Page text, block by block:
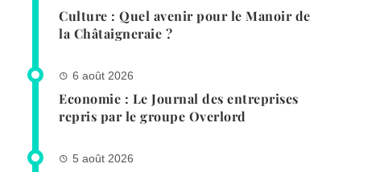
Culture : Quel avenir pour le Manoir de
la Châtaigneraie ?
6 août 2026
Economie : Le Journal des entreprises
repris par le groupe Overlord
5 août 2026